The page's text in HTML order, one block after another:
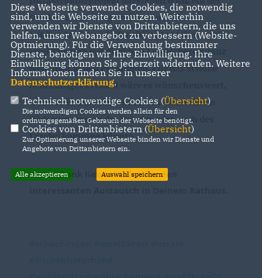
Ortskernsanierung und der ruinösen
Landesstraße nach Heuchlingen stehen auch
zwei Themen mit direktem Landesbezug ganz
weit oben in den Planungen. Für das schöne
Schechinger Freibad wäre es wünschenswert,
wenn es in absehbarer Zeit erneut zu einem
Bäderprogramm des Bundes oder auch des
Landes kommen könnte.
Vielen Dank lieber Stefan für den
Diese Webseite verwendet Cookies, die notwendig
sind, um die Webseite zu nutzen. Weiterhin
verwenden wir Dienste von Drittanbietern, die uns
helfen, unser Webangebot zu verbessern (Website-
Optmierung). Für die Verwendung bestimmter
Dienste, benötigen wir Ihre Einwilligung. Ihre
Einwilligung können Sie jederzeit widerrufen. Weitere
Informationen finden Sie in unserer
Datenschutzerklärung.
Technisch notwendige Cookies (Übersicht)
Die notwendigen Cookies werden allein für den
ordnungsgemäßen Gebrauch der Webseite benötigt.
Cookies von Drittanbietern (Übersicht)
Zur Optimierung unserer Webseite binden wir Dienste und
Angebote von Drittanbietern ein.
Alle akzeptieren Auswahl speichern